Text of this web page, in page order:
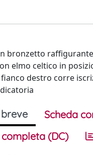
bronzetto
elmo celtico in
destro corre
Scheda
(DC)